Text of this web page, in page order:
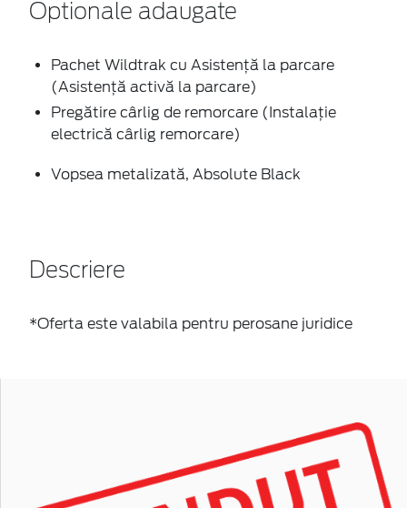
Optionale adaugate
Pachet Wildtrak cu Asistență la parcare
(Asistență activă la parcare)
Pregătire cârlig de remorcare (Instalație
electrică cârlig remorcare)
Vopsea metalizată, Absolute Black
Descriere
*Oferta este valabila pentru perosane juridice